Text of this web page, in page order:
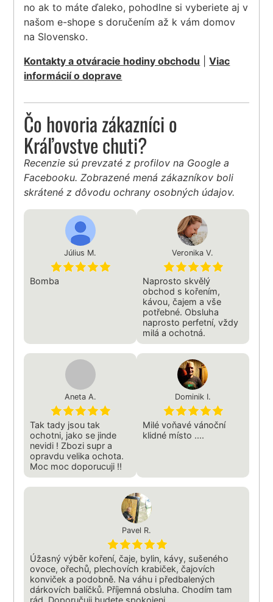
no ak to máte ďaleko, pohodlne si vyberiete aj v
našom e-shope s doručením až k vám domov
na Slovensko.
Kontakty a otváracie hodiny obchodu |Viac
informácií o doprave
Čo hovoria zákazníci o
Kráľovstve chuti?
Recenzie sú prevzaté z profilov na Google a
Facebooku. Zobrazené mená zákazníkov boli
skrátené z dôvodu ochrany osobných údajov.
Július M.
Bomba
Veronika V.
Naprosto skvělý
obchod s kořením,
kávou, čajem a vše
potřebné. Obsluha
naprosto perfetní, vždy
milá a ochotná.
Aneta A.
Tak tady jsou tak
ochotni, jako se jinde
nevidi ! Zbozi supr a
opravdu velika ochota.
Moc moc doporucuji !!
Dominik I.
Milé voňavé vánoční
klidné místo ....
Pavel R.
Úžasný výběr koření, čaje, bylin, kávy, sušeného
ovoce, ořechů, plechovích krabiček, čajovích
konviček a podobně. Na váhu i předbalených
dárkovích balíčků. Příjemná obsluha. Chodím tam
rád. Doporučuji budete spokojeni.